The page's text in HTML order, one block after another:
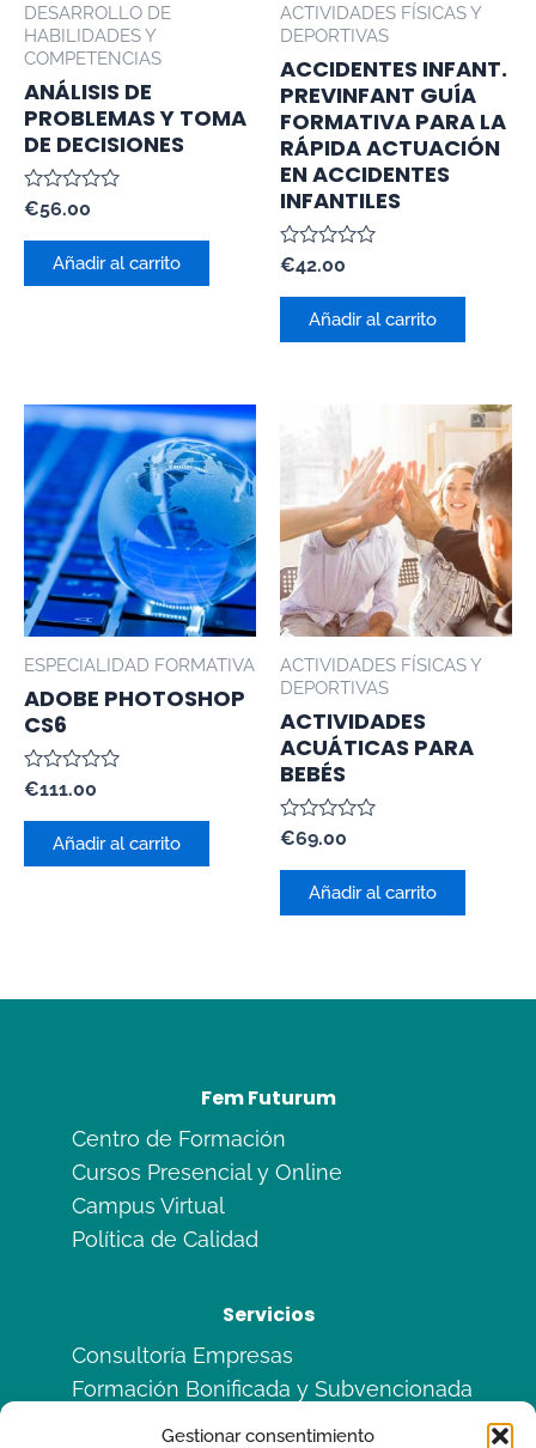
Gestionar consentimiento
DESARROLLO DE
HABILIDADES Y
COMPETENCIAS
ANÁLISIS DE
PROBLEMAS Y TOMA
DE DECISIONES
Valorado
con
0
€56.00
Añadir al carrito
ACTIVIDADES FÍSICAS Y
DEPORTIVAS
ACCIDENTES INFANT.
PREVINFANT GUÍA
FORMATIVA PARA LA
RÁPIDA ACTUACIÓN
EN ACCIDENTES
INFANTILES
Valorado
con
0
€42.00
Añadir al carrito
ESPECIALIDAD FORMATIVA
ADOBE PHOTOSHOP
CS6
Valorado
0
€111.00
Añadir al carrito
ACTIVIDADES FÍSICAS Y
DEPORTIVAS
ACTIVIDADES
ACUÁTICAS PARA
BEBÉS
Valorado
0
€69.00
Añadir al carrito
Fem Futurum
Centro de Formación
Cursos Presencial y Online
Campus Virtual
Política de Calidad
Servicios
Consultoría Empresas
Formación Bonificada y Subvencionada